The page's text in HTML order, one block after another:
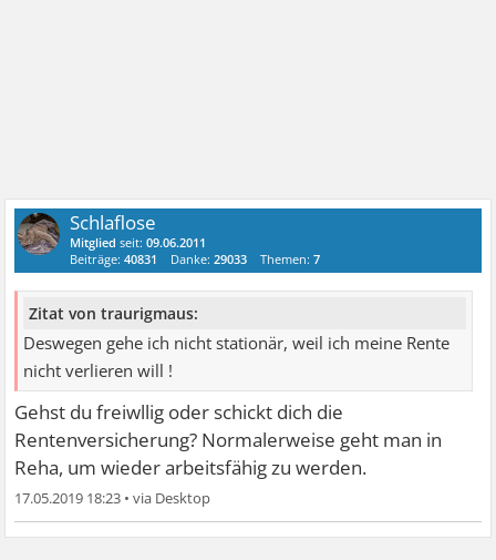
Schlaflose
Mitglied seit:09.06.2011
Beiträge:40831 Danke:29033 Themen:7
Zitat von traurigmaus:
Deswegen gehe ich nicht stationär, weil ich meine Rente
nicht verlieren will !
Gehst du freiwllig oder schickt dich die
Rentenversicherung? Normalerweise geht man in
Reha, um wieder arbeitsfähig zu werden.
17.05.2019 18:23 •